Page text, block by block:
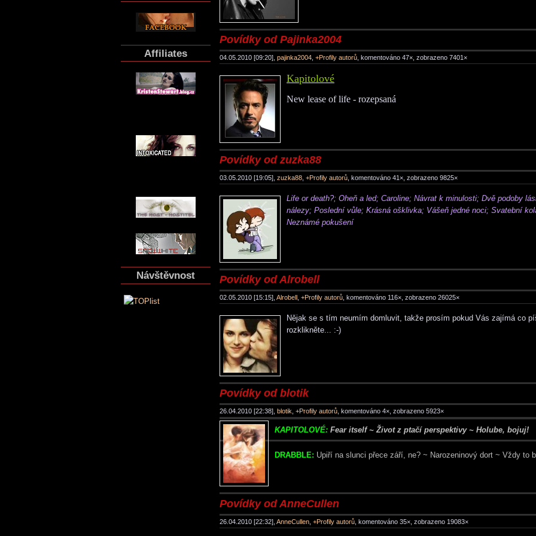
Affiliates
Návštěvnost
Povídky od Pajinka2004
04.05.2010 [09:20], pajinka2004 +Profily autorů , komentováno 47×, zobrazeno 7401×
Kapitolové
New lease of life - rozepsaná
Povídky od zuzka88
03.05.2010 [19:05], zuzka88 +Profily autorů , komentováno 41×, zobrazeno 9825×
Life or death?; Oheň a led; Caroline; Návrat k minulosti; Dvě podoby
nálezy; Poslední vůle; Krásná ošklivka; Vášeň jedné noci; Svatební
Neznámé pokušení
Povídky od Alrobell
02.05.2010 [15:15], Alrobell +Profily autorů , komentováno 116×, zobrazeno 26025×
Nějak se s tím neumím domluvit, takže prosím pokud Vás zajímá co
rozklikněte... :-)
Povídky od blotik
26.04.2010 [22:38], blotik +Profily autorů , komentováno 4×, zobrazeno 5923×
KAPITOLOVÉ: Fear itself ~ Život z ptačí perspektivy ~ Holube, bojuj!
DRABBLE: Upiří na slunci přece září, ne? ~ Narozeninový dort ~ Vždy to
Povídky od AnneCullen
26.04.2010 [22:32], AnneCullen +Profily autorů , komentováno 35×, zobrazeno 19083×